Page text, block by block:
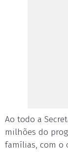
Ao todo a
milhões do
famílias, com o